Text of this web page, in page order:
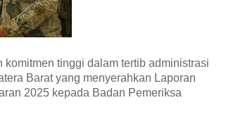
tinggi dalam tertib administrasi
Barat yang menyerahkan Laporan
2025 kepada Badan Pemeriksa